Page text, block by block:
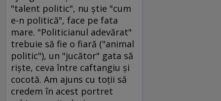
"talent politic", nu ştie "cum
e-n politică", face pe fata
mare. "Politicianul adevărat"
trebuie să fie o fiară ("animal
politic"), un "jucător" gata să
rişte, ceva între caftangiu şi
cocotă. Am ajuns cu toţii să
credem în acest portret